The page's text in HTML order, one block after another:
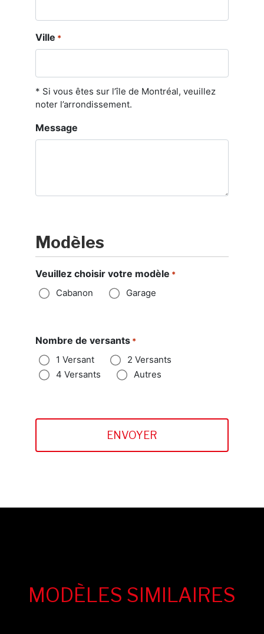
Ville *
* Si vous êtes sur l’île de Montréal, veuillez
noter l’arrondissement.
Message
Modèles
Veuillez choisir votre modèle *
Cabanon Garage
Nombre de versants *
1 Versant
2 Versants
4 Versants
Autres
MODÈLES SIMILAIRES